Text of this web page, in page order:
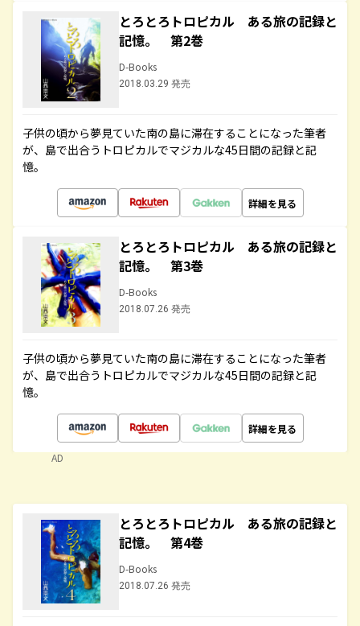
とろとろトロピカル ある旅の記録と
記憶。 第2巻
D-Books
2018.03.29 発売
子供の頃から夢見ていた南の島に滞在することになった筆者
が、島で出合うトロピカルでマジカルな45日間の記録と記
憶。
詳細を見る
とろとろトロピカル ある旅の記録と
記憶。 第3巻
D-Books
2018.07.26 発売
子供の頃から夢見ていた南の島に滞在することになった筆者
が、島で出合うトロピカルでマジカルな45日間の記録と記
憶。
詳細を見る
AD
とろとろトロピカル ある旅の記録と
記憶。 第4巻
D-Books
2018.07.26 発売